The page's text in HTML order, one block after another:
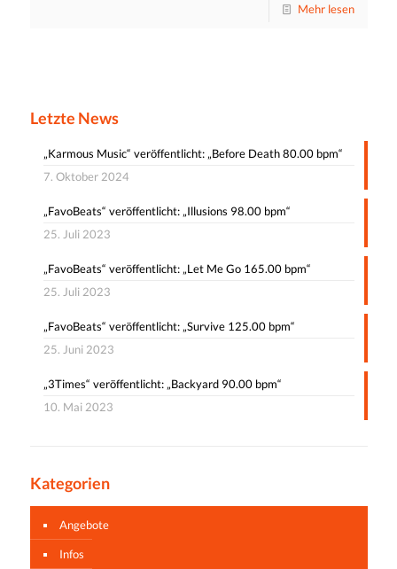
Mehr lesen
Letzte News
„Karmous Music“ veröffentlicht: „Before Death 80.00 bpm“
7. Oktober 2024
„FavoBeats“ veröffentlicht: „Illusions 98.00 bpm“
25. Juli 2023
„FavoBeats“ veröffentlicht: „Let Me Go 165.00 bpm“
25. Juli 2023
„FavoBeats“ veröffentlicht: „Survive 125.00 bpm“
25. Juni 2023
„3Times“ veröffentlicht: „Backyard 90.00 bpm“
10. Mai 2023
Kategorien
Angebote
Infos